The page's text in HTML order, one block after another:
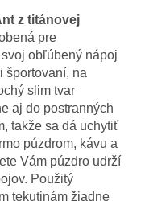
z titánovej
pre
obľúbený nápoj
športovaní, na
slim tvar
aj do postranných
takže sa dá uchytiť
púzdrom, kávu a
Vám púzdro udrží
Použitý
tekutinám žiadne